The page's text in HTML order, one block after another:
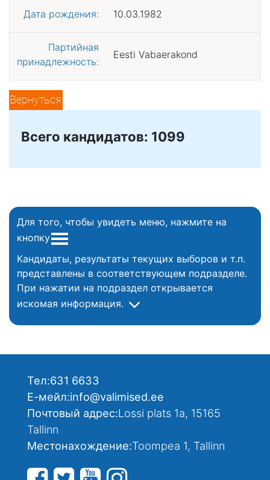
Дата рождения: 10.03.1982
Партийная
принадлежность:
Eesti Vabaerakond
Вернуться
Всего кандидатов: 1099
Для того, чтобы увидеть меню, нажмите на
кнопку
Кандидаты, результаты текущих выборов и т.п.
представлены в соответствующем подразделе.
При нажатии на подраздел открывается
искомая информация.
Тел:631 6633
Е-мейл:info@valimised.ee
Почтовый адрес:Lossi plats 1a, 15165
Tallinn
Местонахождение:Toompea 1, Tallinn